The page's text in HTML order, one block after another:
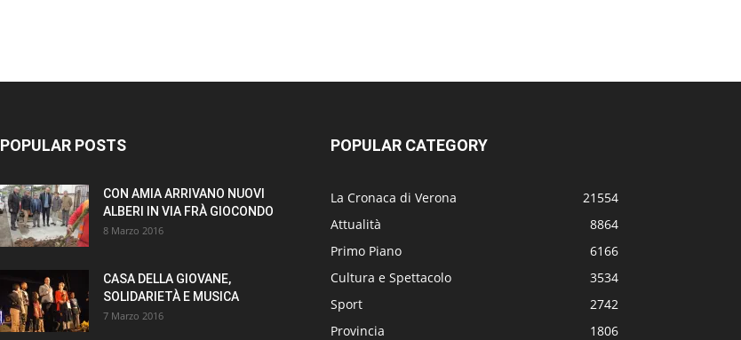
POPULAR POSTS
CON AMIA ARRIVANO NUOVI
ALBERI IN VIA FRÀ GIOCONDO
8 Marzo 2016
CASA DELLA GIOVANE,
SOLIDARIETÀ E MUSICA
7 Marzo 2016
POPULAR CATEGORY
La Cronaca di Verona
21554
Attualità
8864
Primo Piano
6166
Cultura e Spettacolo
3534
Sport
2742
Provincia
1806